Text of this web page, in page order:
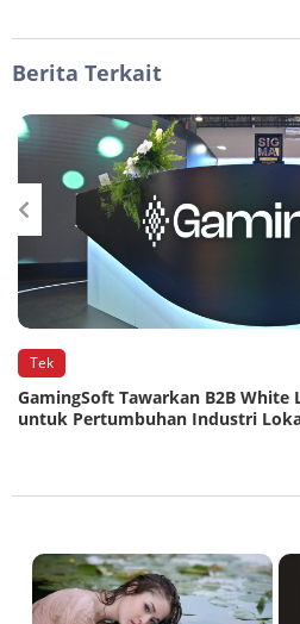
Berita Terkait
Tek
GamingSoft Tawarkan B2B White
untuk Pertumbuhan Industri